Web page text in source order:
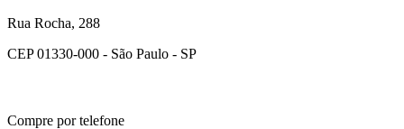
Rua Rocha, 288
CEP 01330-000 - São Paulo - SP
Compre por telefone